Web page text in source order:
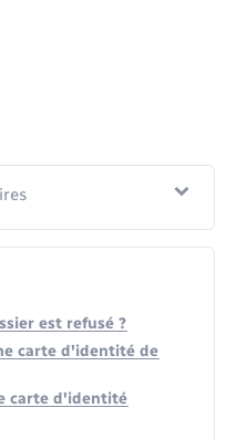
est refusé ?
carte d'identité de
carte d'identité